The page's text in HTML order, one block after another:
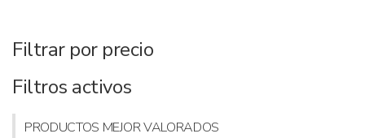
Filtrar por precio
Filtros activos
PRODUCTOS MEJOR VALORADOS